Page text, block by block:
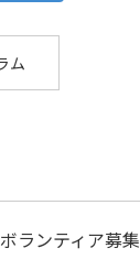
ム
ボランティア募集